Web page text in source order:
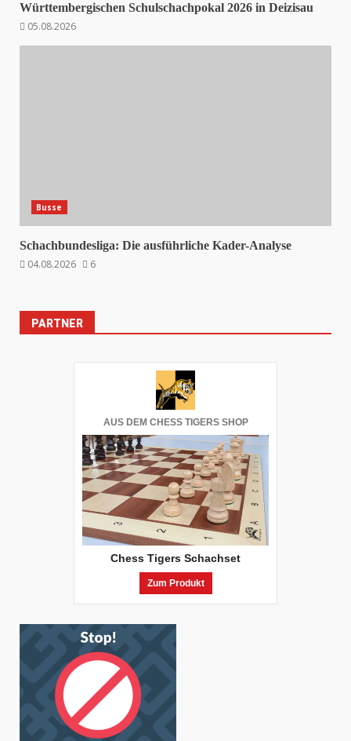
Württembergischen Schulschachpokal 2026 in Deizisau
05.08.2026
Busse
Schachbundesliga: Die ausführliche Kader-Analyse
04.08.2026
6
PARTNER
AUS DEM CHESS TIGERS SHOP
Chess Tigers Schachset
Zum Produkt